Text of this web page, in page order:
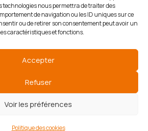
technologies nous permettra de traiter des
de navigation ou les ID uniques sur ce
ou de retirer son consentement peut avoir un
caractéristiques et fonctions.
Accepter
Refuser
Voir les préférences
Politique des cookies
© HORIZON IMMOBILIER
Mentions légales
Politique des cookies